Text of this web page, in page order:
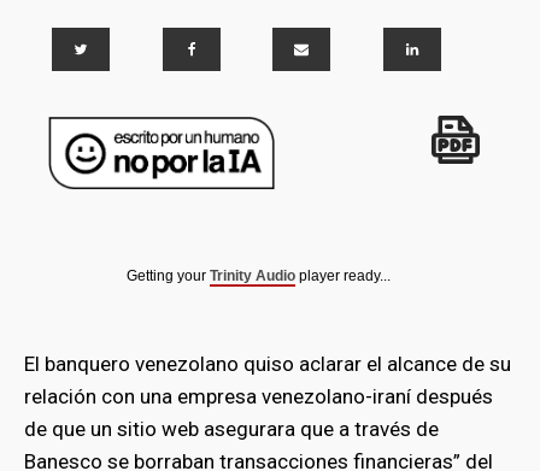
Getting your Trinity Audio player ready...
El banquero venezolano quiso aclarar el alcance de su
relación con una empresa venezolano-iraní después
de que un sitio web asegurara que a través de
Banesco se borraban transacciones financieras” del